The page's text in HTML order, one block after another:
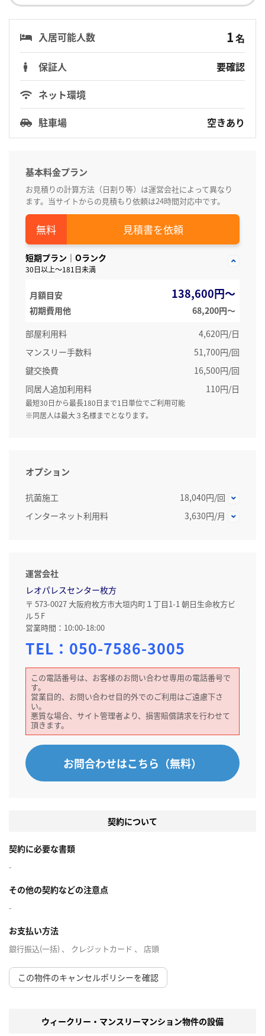
入居可能人数 1名
保証人
要確認
ネット環境
駐車場
空きあり
基本料金プラン
お見積りの計算方法（日割り等）は運営会社によって異なり
ます。当サイトからの見積もり依頼は24時間対応中です。
見積書を依頼
短期プラン｜Oランク
30日以上～181日未満
月額目安 138,600円～
初期費用他
68,200円〜
部屋利用料
4,620円/日
マンスリー手数料
51,700円/回
鍵交換費
16,500円/回
同居人追加利用料
110円/日
最短30日から最長180日まで1日単位でご利用可能
※同居人は最大３名様までとなります。
オプション
抗菌施工
18,040円/回
インターネット利用料
3,630円/月
運営会社
レオパレスセンター枚方
〒 573-0027 大阪府枚方市大垣内町１丁目1-1 朝日生命枚方ビ
ル５F
営業時間：10:00-18:00
TEL： 050-7586-3005
この電話番号は、お客様のお問い合わせ専用の電話番号で
す。
営業目的、お問い合わせ目的外でのご利用はご遠慮下さ
い。
悪質な場合、サイト管理者より、損害賠償請求を行わせて
頂きます。
お問合わせはこちら（無料）
契約について
契約に必要な書類
-
その他の契約などの注意点
-
お支払い方法
銀行振込(一括) 、 クレジットカード 、 店頭
この物件のキャンセルポリシーを確認
ウィークリー・マンスリーマンション物件の設備